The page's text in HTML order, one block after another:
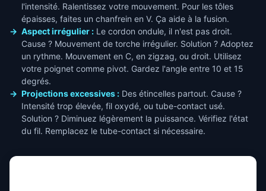
l'intensité. Ralentissez votre mouvement. Pour les tôles
épaisses, faites un chanfrein en V. Ça aide à la fusion.
Aspect irrégulier : Le cordon ondule, il n'est pas droit.
Cause ? Mouvement de torche irrégulier. Solution ? Adoptez
un rythme. Mouvement en C, en zigzag, ou droit. Utilisez
votre poignet comme pivot. Gardez l'angle entre 10 et 15
degrés.
Projections excessives : Des étincelles partout. Cause ?
Intensité trop élevée, fil oxydé, ou tube-contact usé.
Solution ? Diminuez légèrement la puissance. Vérifiez l'état
du fil. Remplacez le tube-contact si nécessaire.